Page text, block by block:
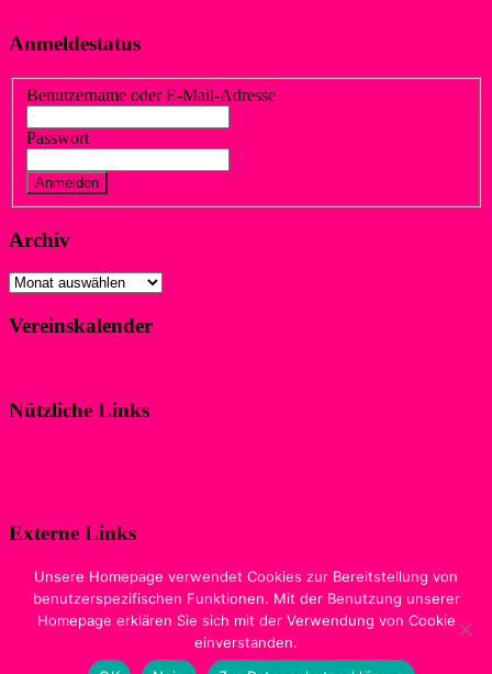
Anmeldestatus
Benutzername oder E-Mail-Adresse
Passwort
Archiv
Archiv
Vereinskalender
Nützliche Links
Externe Links
Digitale Ausgabe der Zeitschrift
„WIR IM SPORT“
Sewobe Vereinssoftware
Copyright © 2026 WSF-Liblar. Alle Rechte vorbehalten. Theme
Unsere Homepage verwendet Cookies zur Bereitstellung von
benutzerspezifischen Funktionen. Mit der Benutzung unserer
Homepage erklären Sie sich mit der Verwendung von Cookie
einverstanden.